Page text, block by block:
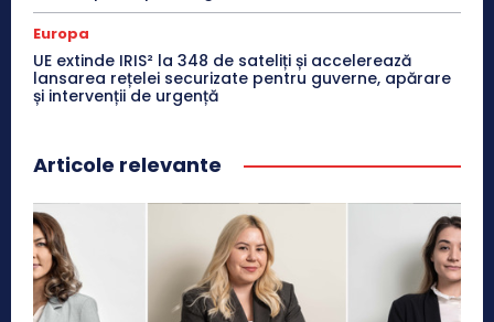
Europa
UE extinde IRIS² la 348 de sateliți și accelerează
lansarea rețelei securizate pentru guverne, apărare
și intervenții de urgență
Articole relevante